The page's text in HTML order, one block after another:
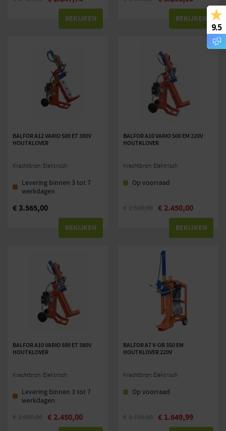
BEKIJKEN BEKIJKEN
BALFOR A12 VARIO 500 ET 380V
HOUTKLOVER
Krachtbron: Elektrisch
Levering binnen 3 tot 7
werkdagen
€3.565,00
BEKIJKEN
BALFOR A10 VARIO 500 EM 220V
HOUTKLOVER
Krachtbron: Elektrisch
Op voorraad
€ 2.580,00 €2.450,00
BEKIJKEN
BALFOR A10 VARIO 500 ET 380V
HOUTKLOVER
Krachtbron: Elektrisch
Levering binnen 3 tot 7
werkdagen
€ 2.600,00 €2.450,00
BALFOR A7 V-OR 350 EM
HOUTKLOVER 220V
Krachtbron: Elektrisch
Op voorraad
€ 1.710,00 € 1.649,99
9.5